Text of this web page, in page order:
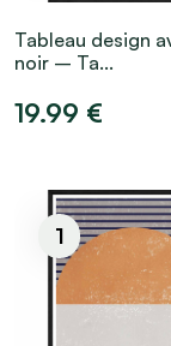
Tableau design
noir – Ta...
19.99 €
1